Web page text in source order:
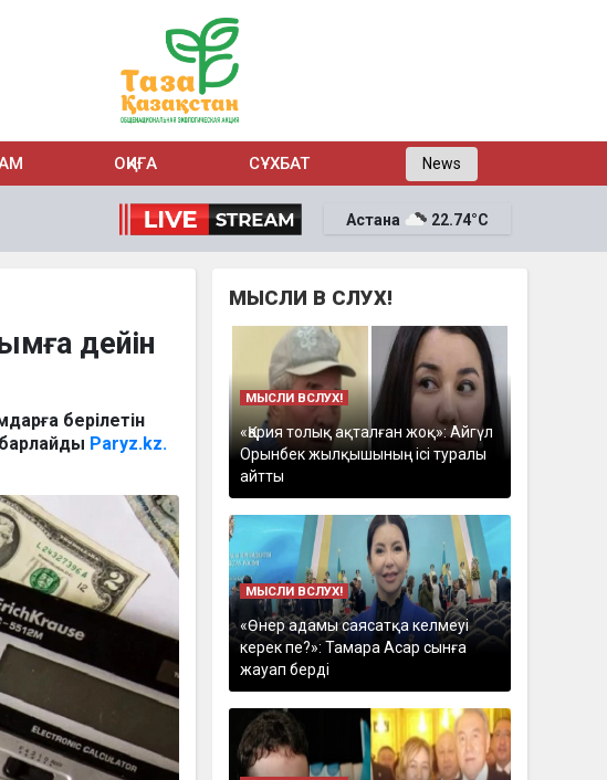
ОҚИҒА СҰХБАТ News
Астана 22.74°C
дейін
берілетін
Paryz.kz.
МЫСЛИ В СЛУХ!
МЫСЛИ ВСЛУХ!
«Қария толық ақталған жоқ»: Айгүл
Орынбек жылқышының ісі туралы
айтты
МЫСЛИ ВСЛУХ!
«Өнер адамы саясатқа келмеуі
керек пе?»: Тамара Асар сынға
жауап берді